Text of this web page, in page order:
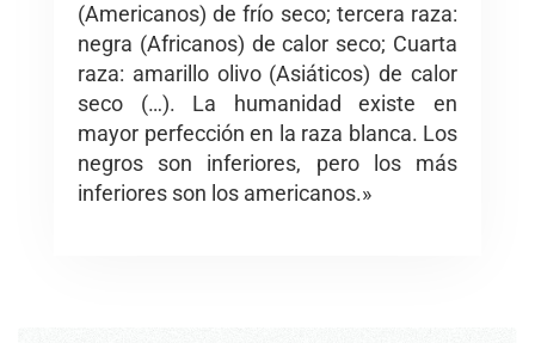
(Americanos) de frío seco; tercera raza:
negra (Africanos) de calor seco; Cuarta
raza: amarillo olivo (Asiáticos) de calor
seco (…). La humanidad existe en
mayor perfección en la raza blanca. Los
negros son inferiores, pero los más
inferiores son los americanos.»